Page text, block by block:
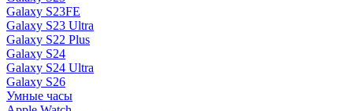
Galaxy S23FE
Galaxy S23 Ultra
Galaxy S22 Plus
Galaxy S24
Galaxy S24 Ultra
Galaxy S26
Умные часы